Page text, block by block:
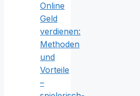
Online
Geld
verdienen:
Methoden
und
Vorteile
–